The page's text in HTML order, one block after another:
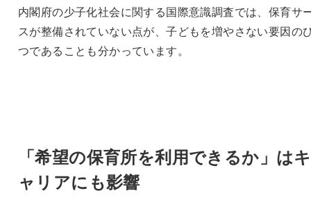
内閣府の少子化社会に関する国際意識調査では、保育サ
スが整備されていない点が、子どもを増やさない要因の
つであることも分かっています。
「希望の保育所を利用できるか」はキ
ャリアにも影響